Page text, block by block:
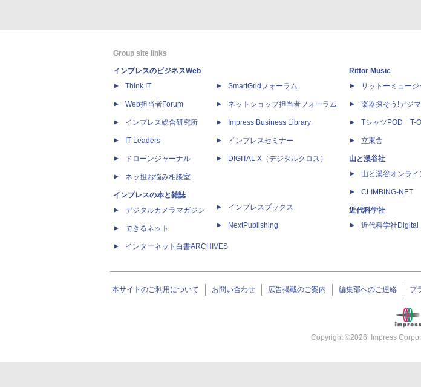
Group site links
インプレスのビジネスWeb
Think IT
Web担当者Forum
インプレス総合研究所
IT Leaders
ドローンジャーナル
ネッ担お悩み相談室
インプレスの本と雑誌
デジタルカメラマガジン
できるネット
インターネット白書ARCHIVES
SmartGridフォーラム
ネットショップ担当者フォーラム
Impress Business Library
インプレスセミナー
DIGITAL X（デジタルクロス）
インプレスブックス
NextPublishing
Rittor Music
リットーミュージ
楽器探そう!デジ
TシャツPOD T-
立東舎
山と溪谷社
山と溪谷オンライ
CLIMBING-NET
近代科学社
近代科学社Digital
本サイトのご利用について お問い合わせ 広告掲載のご案内 編集部へのご連絡 プ
Copyright ©2026 Impress